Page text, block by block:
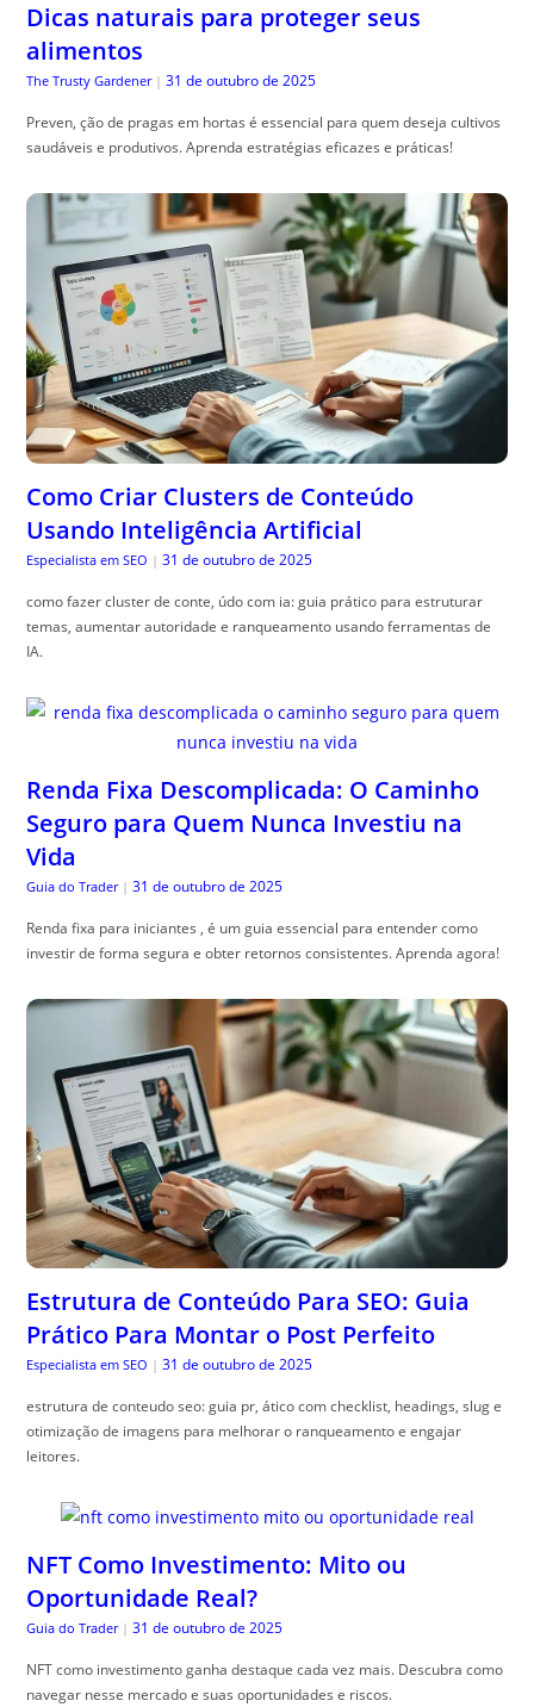
Dicas naturais para proteger seus
alimentos
The Trusty Gardener | 31 de outubro de 2025
Preven, ção de pragas em hortas é essencial para quem deseja cultivos
saudáveis e produtivos. Aprenda estratégias eficazes e práticas!
Como Criar Clusters de Conteúdo
Usando Inteligência Artificial
Especialista em SEO | 31 de outubro de 2025
como fazer cluster de conte, údo com ia: guia prático para estruturar
temas, aumentar autoridade e ranqueamento usando ferramentas de
IA.
Renda Fixa Descomplicada: O Caminho
Seguro para Quem Nunca Investiu na
Vida
Guia do Trader | 31 de outubro de 2025
Renda fixa para iniciantes , é um guia essencial para entender como
investir de forma segura e obter retornos consistentes. Aprenda agora!
Estrutura de Conteúdo Para SEO: Guia
Prático Para Montar o Post Perfeito
Especialista em SEO | 31 de outubro de 2025
estrutura de conteudo seo: guia pr, ático com checklist, headings, slug e
otimização de imagens para melhorar o ranqueamento e engajar
leitores.
NFT Como Investimento: Mito ou
Oportunidade Real?
Guia do Trader | 31 de outubro de 2025
NFT como investimento ganha destaque cada vez mais. Descubra como
navegar nesse mercado e suas oportunidades e riscos.